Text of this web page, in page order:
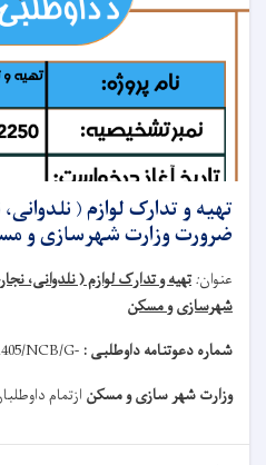
تهیه و تدارک لوازم (
ضرورت وزارت شهرسازی و
عنوان:تهیه و تدارک لوازم ( نلدوانی،
شهرسازی و مسکن
شماره دعوتنامه داوطلبی :NCB/G-
وزارت شهر سازی و مسکن ازتمام